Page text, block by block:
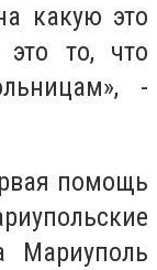
какую это
то, что
-
помощь
Мариуполь